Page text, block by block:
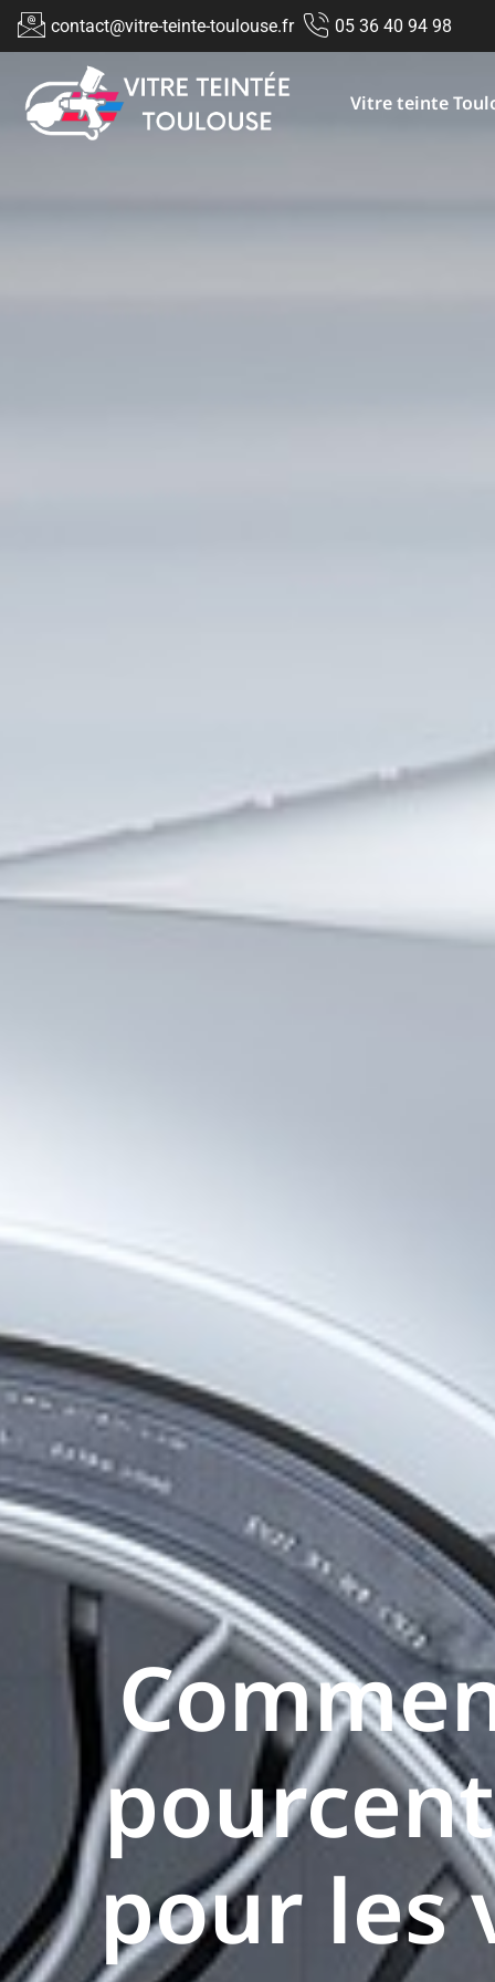
contact@vitre-teinte-toulouse.fr 05 36 40 94 98
Vitre teinte
pour les